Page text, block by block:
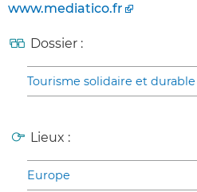
www.mediatico.fr
Dossier :
Tourisme solidaire et durable
Lieux :
Europe